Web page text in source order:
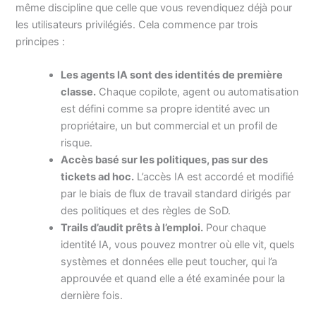
même discipline que celle que vous revendiquez déjà pour
les utilisateurs privilégiés. Cela commence par trois
principes :
Les agents IA sont des identités de première
classe. Chaque copilote, agent ou automatisation
est défini comme sa propre identité avec un
propriétaire, un but commercial et un profil de
risque.
Accès basé sur les politiques, pas sur des
tickets ad hoc. L’accès IA est accordé et modifié
par le biais de flux de travail standard dirigés par
des politiques et des règles de SoD.
Trails d’audit prêts à l’emploi. Pour chaque
identité IA, vous pouvez montrer où elle vit, quels
systèmes et données elle peut toucher, qui l’a
approuvée et quand elle a été examinée pour la
dernière fois.